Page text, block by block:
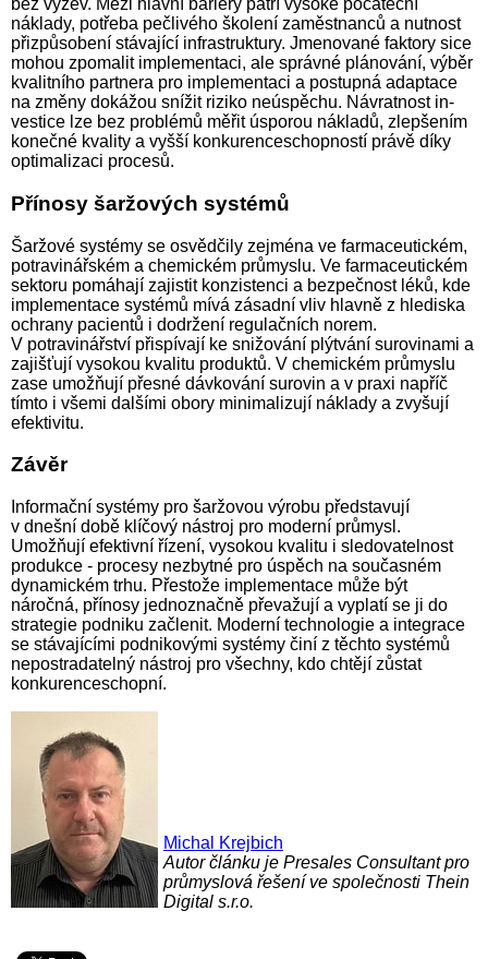
bez výzev. Mezi hlavní bariéry patří vysoké počáteční
náklady, potřeba pečlivého školení zaměstnanců a nutnost
přizpůsobení stávající infrastruktury. Jmenované faktory sice
mohou zpomalit implementaci, ale správné plánování, výběr
kvalitního partnera pro implementaci a postupná adaptace
na změny dokážou snížit riziko neúspěchu. Návratnost in­
ves­ti­ce lze bez problémů měřit úsporou nákladů, zlepšením
konečné kvality a vyšší konkurenceschopností právě díky
optimalizaci procesů.
Přínosy šaržových systémů
Šaržové systémy se osvědčily zejména ve farmaceutickém,
potravinářském a chemickém průmyslu. Ve farmaceutickém
sektoru pomáhají zajistit konzistenci a bezpečnost léků, kde
implementace systémů mívá zásadní vliv hlavně z hlediska
ochrany pacientů i dodržení regulačních norem.
V potravinářství přispívají ke snižování plýtvání surovinami a
zajišťují vysokou kvalitu produktů. V chemickém průmyslu
zase umožňují přesné dávkování surovin a v praxi napříč
tímto i všemi dalšími obory minimalizují náklady a zvyšují
efektivitu.
Závěr
Informační systémy pro šaržovou výrobu představují
v dnešní době klíčový nástroj pro moderní průmysl.
Umožňují efektivní řízení, vysokou kvalitu i sledovatelnost
produkce - procesy nezbytné pro úspěch na současném
dynamickém trhu. Přestože implementace může být
náročná, přínosy jednoznačně převažují a vyplatí se ji do
strategie podniku začlenit. Moderní technologie a integrace
se stá­va­jí­cí­mi podnikovými systémy činí z těchto systémů
nepostradatelný nástroj pro všechny, kdo chtějí zůstat
konkurenceschopní.
Michal Krejbich
Autor článku je Presales Consultant pro
průmyslová řešení ve společnosti Thein
Digital s.r.o.